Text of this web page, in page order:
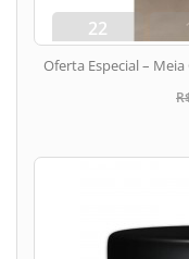
22
dias
Oferta Especial –